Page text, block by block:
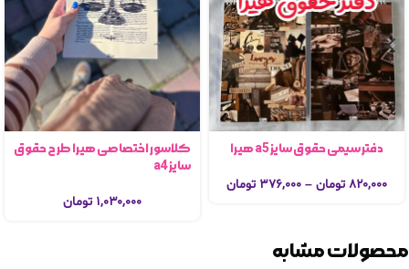
دفتر سیمی حقوق سایز a5 هیرا
۸۲۰,۰۰۰ تومان – ۳۷۶,۰۰۰ تومان
کلاسور اختصاصی هیرا طرح حقوق
سایز a4
۱,۰۳۰,۰۰۰ تومان
محصولات مشابه